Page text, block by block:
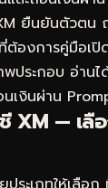
ยืนยันตัวตน
ต้องการคู่มือเ
ประกอบ อ่านไ
เงินผ่าน
XM — เลื